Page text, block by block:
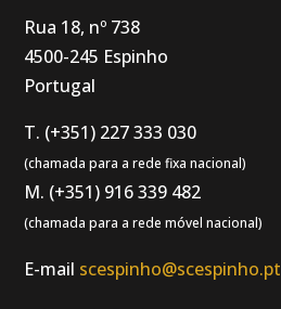
Rua 18, nº 738
4500-245 Espinho
Portugal
T. (+351) 227 333 030
(chamada para a rede fixa nacional)
M. (+351) 916 339 482
(chamada para a rede móvel nacional)
E-mail scespinho@scespinho.pt